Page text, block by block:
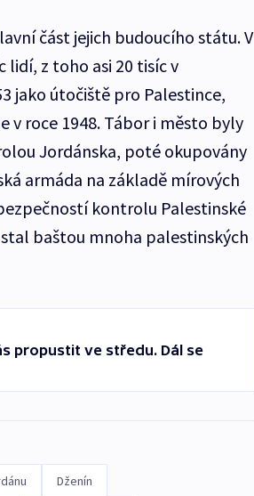
část jejich budoucího státu. V
lidí, z toho asi 20 tisíc v
jako útočiště pro Palestince,
v roce 1948. Tábor i město byly
Jordánska, poté okupovány
armáda na základě mírových
kontrolu Palestinské
baštou mnoha palestinských
propustit ve středu. Dál se
Dženín